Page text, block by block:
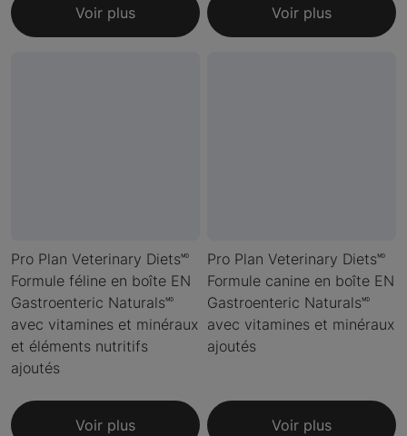
Voir plus Voir plus
Pro Plan Veterinary Diets🅫
Formule féline en boîte EN
Gastroenteric Naturals🅫
avec vitamines et minéraux
et éléments nutritifs
ajoutés
Voir plus
Pro Plan Veterinary Diets🅫
Formule canine en boîte EN
Gastroenteric Naturals🅫
avec vitamines et minéraux
ajoutés
Voir plus